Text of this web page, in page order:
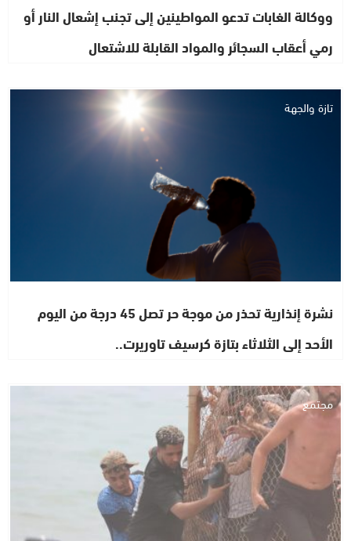
ووكالة الغابات تدعو المواطينين إلى تجنب إشعال النار أو
رمي أعقاب السجائر والمواد القابلة للاشتعال
تازة والجهة
نشرة إنذارية تحذر من موجة حر تصل 45 درجة من اليوم
الأحد إلى الثلاثاء بتازة كرسيف تاوريرت..
مجتمع